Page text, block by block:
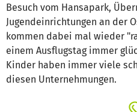
Besuch vom Hansapark,
Jugendeinrichtungen an der
kommen dabei mal wieder
einem Ausflugstag immer
Kinder haben immer viele
diesen Unternehmungen.